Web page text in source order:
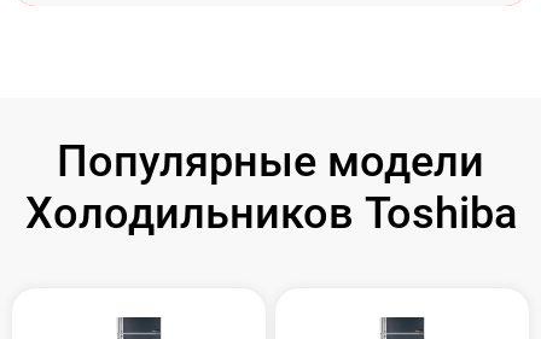
Популярные модели
Холодильников Toshiba